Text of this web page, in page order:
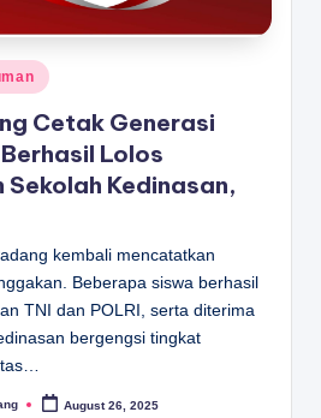
Cetak Generasi
Lolos
Sekolah Kedinasan,
kembali mencatatkan
Beberapa siswa berhasil
TNI dan POLRI, serta diterima
bergengsi tingkat
August 26, 2025